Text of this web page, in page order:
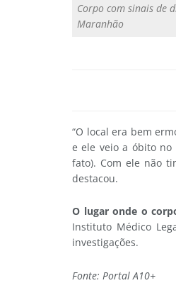
Corpo com sinais de
Maranhão
“O local era bem
e ele veio a óbito no
fato). Com ele não
destacou.
O lugar onde o
Instituto Médico
investigações.
Fonte: Portal A10+